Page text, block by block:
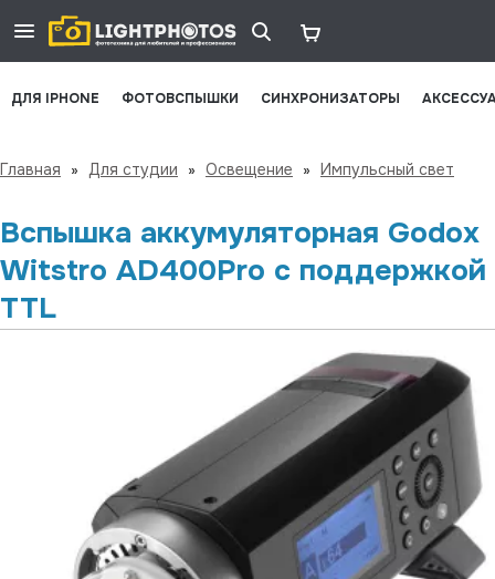
ДЛЯ IPHONE ФОТОВСПЫШКИ СИНХРОНИЗАТОРЫ
Главная » Для студии » Освещение » Импульсный свет
Вспышка аккумуляторная Godox
Witstro AD400Pro с поддержкой
TTL